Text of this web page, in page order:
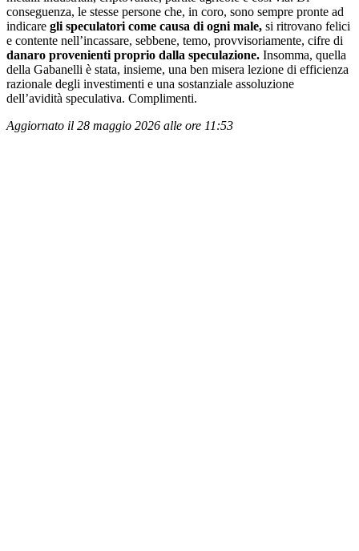
conseguenza, le stesse persone che, in coro, sono sempre pronte ad
indicare gli speculatori come causa di ogni male, si ritrovano felici
e contente nell’incassare, sebbene, temo, provvisoriamente, cifre di
danaro provenienti proprio dalla speculazione. Insomma, quella
della Gabanelli è stata, insieme, una ben misera lezione di efficienza
razionale degli investimenti e una sostanziale assoluzione
dell’avidità speculativa. Complimenti.
Aggiornato il 28 maggio 2026 alle ore 11:53